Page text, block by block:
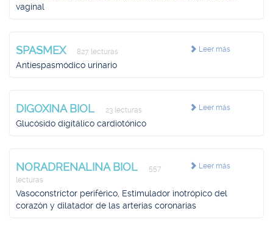
vaginal
Leer más
SPASMEX 827 lecturas
Antiespasmódico urinario
Leer más
DIGOXINA BIOL 23 lecturas
Glucósido digitálico cardiotónico
Leer más
NORADRENALINA BIOL
557
lecturas
Vasoconstrictor periférico, Estimulador inotrópico del
corazón y dilatador de las arterias coronarias